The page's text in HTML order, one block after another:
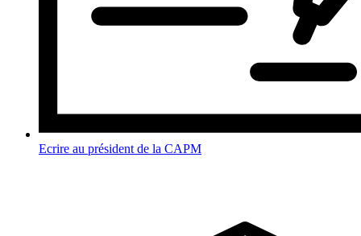
Ecrire au président de la CAPM